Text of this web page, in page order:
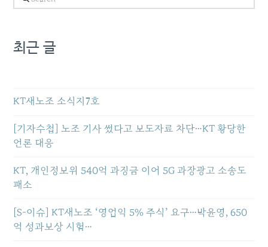
최근 글
KT새노조 소식지7호
[기자수첩] 노조 기사 썼다고 보도자료 차단…KT 황당한
언론 대응
KT, 개인정보위 540억 과징금 이어 5G 과장광고 소송도
패소
[S-이슈] KT새노조 ‘영업익 5% 주식’ 요구…박윤영, 650
억 성과보상 시험…